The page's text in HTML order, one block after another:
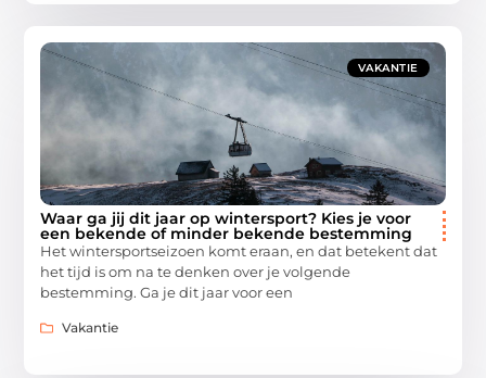
VAKANTIE
Waar ga jij dit jaar op wintersport? Kies je voor
een bekende of minder bekende bestemming
Het wintersportseizoen komt eraan, en dat betekent dat
het tijd is om na te denken over je volgende
bestemming. Ga je dit jaar voor een
Vakantie